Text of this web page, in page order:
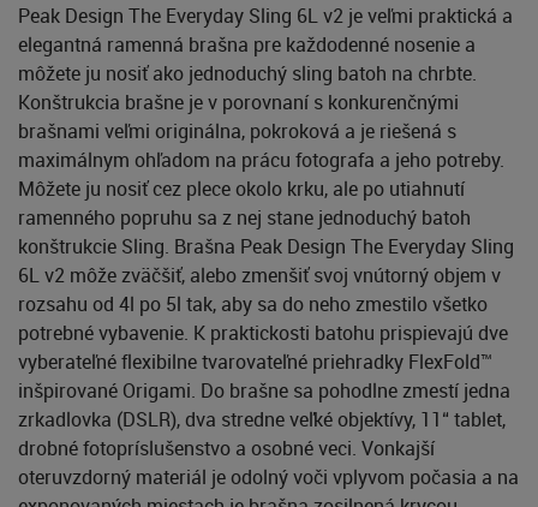
Peak Design The Everyday Sling 6L v2 je veľmi praktická a
elegantná ramenná brašna pre každodenné nosenie a
môžete ju nosiť ako jednoduchý sling batoh na chrbte.
Konštrukcia brašne je v porovnaní s konkurenčnými
brašnami veľmi originálna, pokroková a je riešená s
maximálnym ohľadom na prácu fotografa a jeho potreby.
Môžete ju nosiť cez plece okolo krku, ale po utiahnutí
ramenného popruhu sa z nej stane jednoduchý batoh
konštrukcie Sling. Brašna Peak Design The Everyday Sling
6L v2 môže zväčšiť, alebo zmenšiť svoj vnútorný objem v
rozsahu od 4l po 5l tak, aby sa do neho zmestilo všetko
potrebné vybavenie. K praktickosti batohu prispievajú dve
vyberateľné flexibilne tvarovateľné priehradky FlexFold™
inšpirované Origami. Do brašne sa pohodlne zmestí jedna
zrkadlovka (DSLR), dva stredne veľké objektívy, 11“ tablet,
drobné fotopríslušenstvo a osobné veci. Vonkajší
oteruvzdorný materiál je odolný voči vplyvom počasia a na